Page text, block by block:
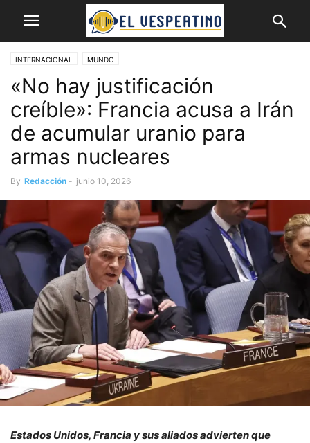
INTERNACIONAL MUNDO
«No hay justificación
creíble»: Francia acusa a Irán
de acumular uranio para
armas nucleares
By Redacción - junio 10, 2026
Estados Unidos, Francia y sus aliados advierten que